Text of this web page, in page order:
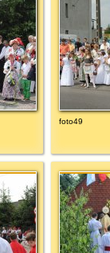
foto49